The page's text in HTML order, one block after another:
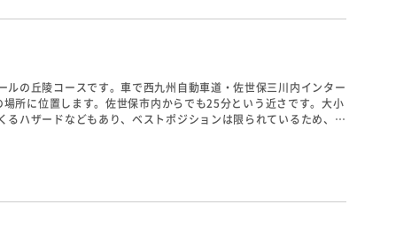
の丘陵コースです。車で西九州自動車道・佐世保三川内インター
所に位置します。佐世保市内からでも25分という近さです。大小
ハザードなどもあり、ベストポジションは限られているため、上
ティショットの正確性、方向性が重要なポイントとなります。